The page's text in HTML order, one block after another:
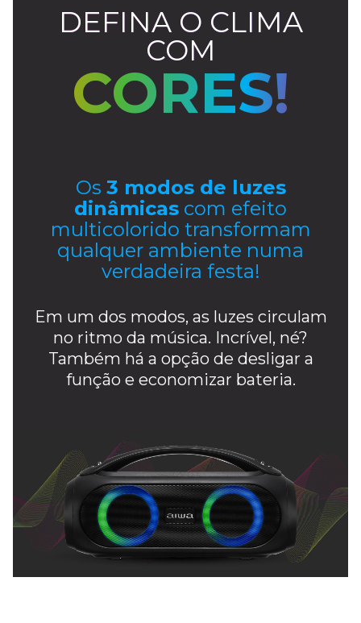
DEFINA O CLIMA
COM
CORES!
Os 3 modos de luzes
dinâmicas com efeito
multicolorido transformam
qualquer ambiente numa
verdadeira festa!
Em um dos modos, as luzes circulam
no ritmo da música. Incrível, né?
Também há a opção de desligar a
função e economizar bateria.